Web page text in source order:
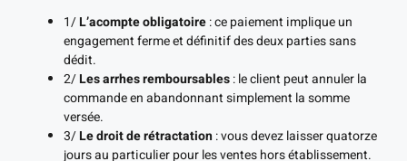
1/L’acompte obligatoire: ce paiement implique un
engagement ferme et définitif des deux parties sans
dédit.
2/Les arrhes remboursables: le client peut annuler la
commande en abandonnant simplement la somme
versée.
3/Le droit de rétractation: vous devez laisser quatorze
jours au particulier pour les ventes hors établissement.